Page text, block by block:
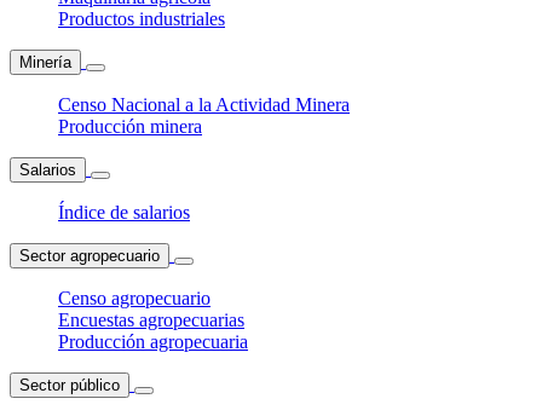
Productos industriales
Minería
Censo Nacional a la Actividad Minera
Producción minera
Salarios
Índice de salarios
Sector agropecuario
Censo agropecuario
Encuestas agropecuarias
Producción agropecuaria
Sector público